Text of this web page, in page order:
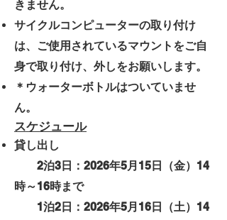
きません。
サイクルコンピューターの取り付け
は、
ご使用されているマウントをご自
身で取り付け、外しをお願いします。
＊ウォーターボトルはついていませ
ん。
スケジュール
貸し出し
2泊3日： 2026年5月15日（金）14
時～16時まで
1泊2日：2026年5月16日（土）14